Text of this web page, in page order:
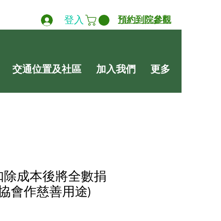
登入 預約到院參觀
交通位置及社區 加入我們 更多
除成本後將全數捐
會作慈善用途)